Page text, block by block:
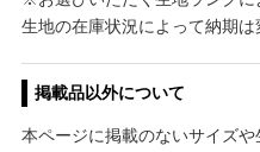
生地の在庫状況によって納期は
掲載品以外について
本ページに掲載のないサイズ